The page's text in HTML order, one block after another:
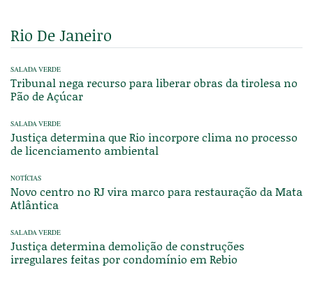
Rio De Janeiro
SALADA VERDE
Tribunal nega recurso para liberar obras da tirolesa no
Pão de Açúcar
SALADA VERDE
Justiça determina que Rio incorpore clima no processo
de licenciamento ambiental
NOTÍCIAS
Novo centro no RJ vira marco para restauração da Mata
Atlântica
SALADA VERDE
Justiça determina demolição de construções
irregulares feitas por condomínio em Rebio